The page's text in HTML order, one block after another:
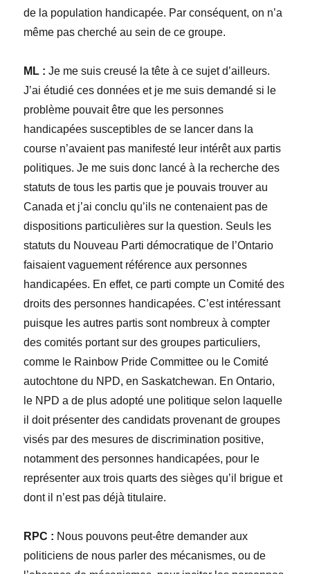
de la population handicapée. Par conséquent, on n’a
même pas cherché au sein de ce groupe.
ML : Je me suis creusé la tête à ce sujet d’ailleurs.
J’ai étudié ces données et je me suis demandé si le
problème pouvait être que les personnes
handicapées susceptibles de se lancer dans la
course n’avaient pas manifesté leur intérêt aux partis
politiques. Je me suis donc lancé à la recherche des
statuts de tous les partis que je pouvais trouver au
Canada et j’ai conclu qu’ils ne contenaient pas de
dispositions particulières sur la question. Seuls les
statuts du Nouveau Parti démocratique de l’Ontario
faisaient vaguement référence aux personnes
handicapées. En effet, ce parti compte un Comité des
droits des personnes handicapées. C’est intéressant
puisque les autres partis sont nombreux à compter
des comités portant sur des groupes particuliers,
comme le Rainbow Pride Committee ou le Comité
autochtone du NPD, en Saskatchewan. En Ontario,
le NPD a de plus adopté une politique selon laquelle
il doit présenter des candidats provenant de groupes
visés par des mesures de discrimination positive,
notamment des personnes handicapées, pour le
représenter aux trois quarts des sièges qu’il brigue et
dont il n’est pas déjà titulaire.
RPC : Nous pouvons peut-être demander aux
politiciens de nous parler des mécanismes, ou de